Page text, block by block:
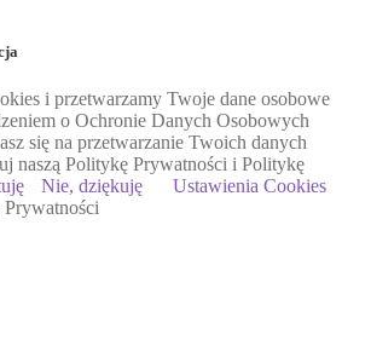
i przetwarzamy Twoje dane osobowe
o Ochronie Danych Osobowych
się na przetwarzanie Twoich danych
naszą Politykę Prywatności i Politykę
Nie, dziękuję
Ustawienia Cookies